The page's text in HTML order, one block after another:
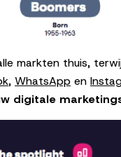
markten thuis,
, WhatsApp en
digitale